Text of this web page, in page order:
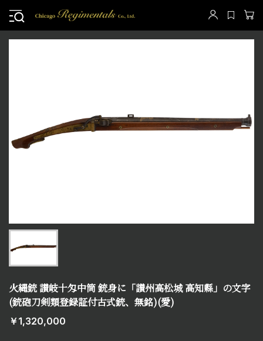
火縄銃 讃岐十匁中筒 銃身に「讃州高松城 高知縣」の文字
(銃砲刀剣類登録証付古式銃、無銘)(愛)
￥1,320,000